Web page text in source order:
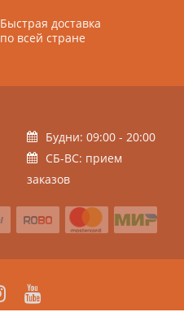
Быстрая доставка
по всей стране
Будни: 09:00 - 20:00
СБ-ВС: прием
заказов